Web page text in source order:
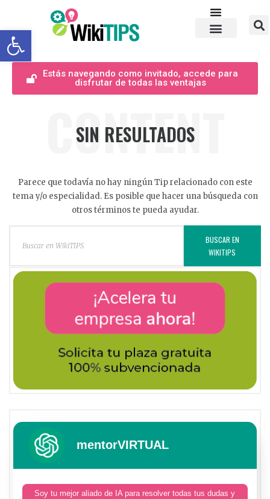
Abrir barra de herramientas
Estás navegando como invitado, accede para
disfrutar de todas las ventajas
CONTENT
SIN RESULTADOS
Parece que todavía no hay ningún Tip relacionado con este
tema y/o especialidad. Es posible que hacer una búsqueda con
otros términos te pueda ayudar.
BUSCAR EN
WIKITIPS
mentorVIRTUAL
Soy tu mejor aliado de IA para resolver todas tus dudas y